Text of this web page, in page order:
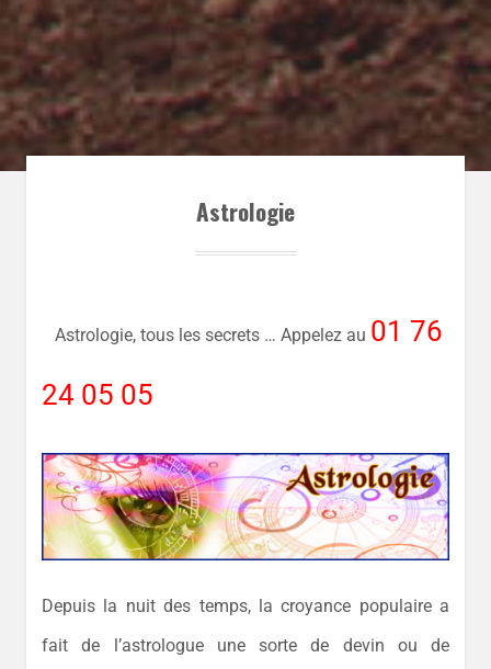
Astrologie
Astrologie, tous les secrets … Appelez au 01 76
24 05 05
Depuis la nuit des temps, la croyance populaire a
fait de l’astrologue une sorte de devin ou de